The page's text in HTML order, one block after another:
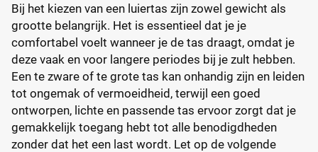
Bij het kiezen van een luiertas zijn zowel gewicht als
grootte belangrijk. Het is essentieel dat je je
comfortabel voelt wanneer je de tas draagt, omdat je
deze vaak en voor langere periodes bij je zult hebben.
Een te zware of te grote tas kan onhandig zijn en leiden
tot ongemak of vermoeidheid, terwijl een goed
ontworpen, lichte en passende tas ervoor zorgt dat je
gemakkelijk toegang hebt tot alle benodigdheden
zonder dat het een last wordt. Let op de volgende